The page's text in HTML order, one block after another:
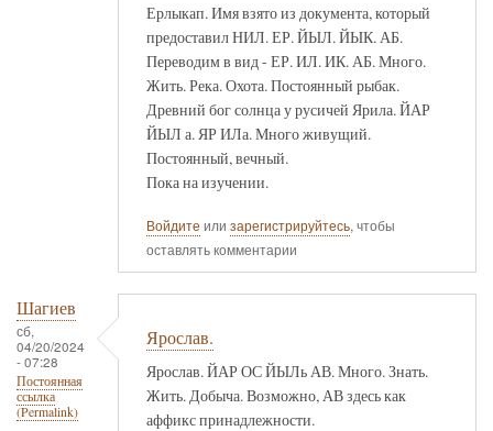
Ерлыкап. Имя взято из документа, который
предоставил НИЛ. ЕР. ЙЫЛ. ЙЫК. АБ.
Переводим в вид - ЕР. ИЛ. ИК. АБ. Много.
Жить. Река. Охота. Постоянный рыбак.
Древний бог солнца у русичей Ярила. ЙАР
ЙЫЛ а. ЯР ИЛа. Много живущий.
Постоянный, вечный.
Пока на изучении.
Войдите или зарегистрируйтесь, чтобы
оставлять комментарии
Шагиев
сб,
04/20/2024
- 07:28
Постоянная
ссылка
(Permalink)
Ярослав.
Ярослав. ЙАР ОС ЙЫЛь АВ. Много. Знать.
Жить. Добыча. Возможно, АВ здесь как
аффикс принадлежности.